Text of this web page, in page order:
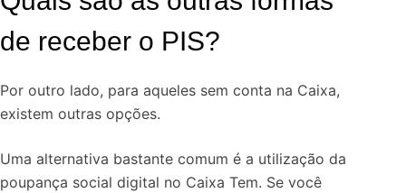
de receber o PIS?
Por outro lado, para aqueles sem conta na Caixa,
existem outras opções.
Uma alternativa bastante comum é a utilização da
poupança social digital no Caixa Tem. Se você